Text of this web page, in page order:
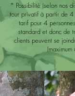
* Possibilité (selon nos
tour privatif à partir de 4
tarif pour 4
standard et donc de
clients peuvent se